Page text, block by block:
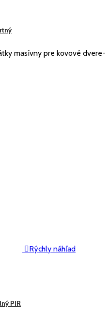
masívny pre kovové dvere-
Rýchly náhľad
PIR